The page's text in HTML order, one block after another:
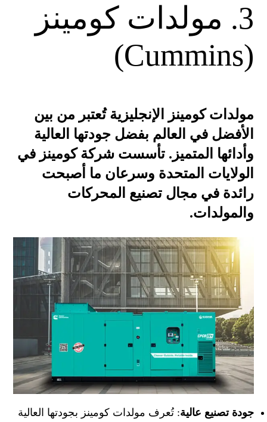
3. مولدات كومينز
(Cummins)
مولدات كومينز الإنجليزية تُعتبر من بين
الأفضل في العالم بفضل جودتها العالية
وأدائها المتميز. تأسست شركة كومينز في
الولايات المتحدة وسرعان ما أصبحت
رائدة في مجال تصنيع المحركات
والمولدات.
جودة تصنيع عالية: تُعرف مولدات كومينز بجودتها العالية